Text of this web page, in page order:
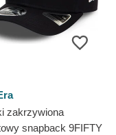
zakrzywiona
snapback 9FIFTY